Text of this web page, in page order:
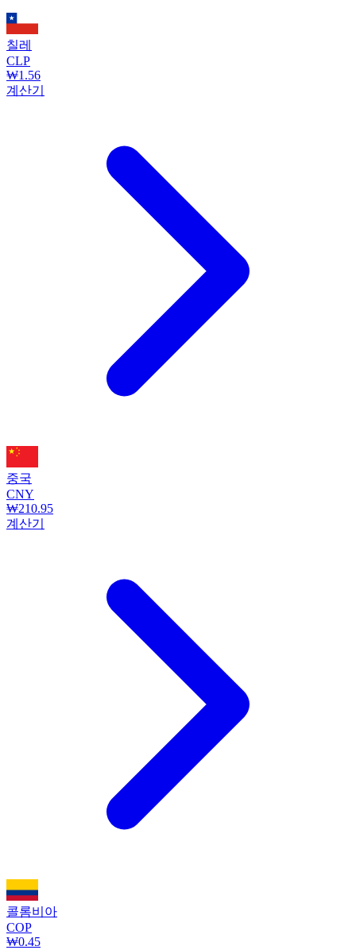
칠레
CLP
₩1.56
계산기
중국
CNY
₩210.95
계산기
콜롬비아
COP
₩0.45